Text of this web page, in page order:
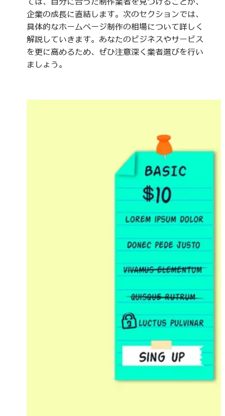
企業の成長に直結します。次のセクションでは、
具体的なホームページ制作の相場について詳しく
解説していきます。あなたのビジネスやサービス
を更に高めるため、ぜひ注意深く業者選びを行い
ましょう。